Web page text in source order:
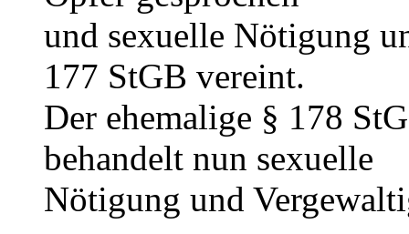
und sexuelle Nötigung
177 StGB vereint.
Der ehemalige § 178
behandelt nun sexuelle
Nötigung und